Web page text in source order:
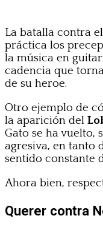
La batalla contra
práctica los
la música en
cadencia que
de su heroe.
Otro ejemplo de
la aparición del
Gato se ha vuelto,
agresiva, en tanto
sentido constante
Ahora bien,
Querer contra